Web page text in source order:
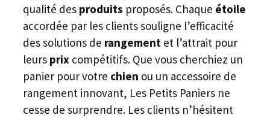
qualité des produits proposés. Chaque étoile
accordée par les clients souligne l’efficacité
des solutions de rangement et l’attrait pour
leurs prix compétitifs. Que vous cherchiez un
panier pour votre chien ou un accessoire de
rangement innovant, Les Petits Paniers ne
cesse de surprendre. Les clients n’hésitent